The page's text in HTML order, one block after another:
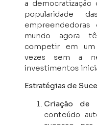
a
popularidade
mundo agora
competir em um
vezes sem a
investimentos
Estratégias de
Criação de
conteúdo